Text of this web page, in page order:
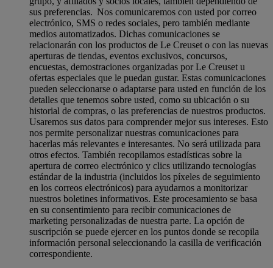
sus preferencias. Nos comunicaremos con usted por correo
electrónico, SMS o redes sociales, pero también mediante
medios automatizados. Dichas comunicaciones se
relacionarán con los productos de Le Creuset o con las nuevas
aperturas de tiendas, eventos exclusivos, concursos,
encuestas, demostraciones organizadas por Le Creuset u
ofertas especiales que le puedan gustar. Estas comunicaciones
pueden seleccionarse o adaptarse para usted en función de los
detalles que tenemos sobre usted, como su ubicación o su
historial de compras, o las preferencias de nuestros productos.
Usaremos sus datos para comprender mejor sus intereses. Esto
nos permite personalizar nuestras comunicaciones para
hacerlas más relevantes e interesantes. No será utilizada para
otros efectos. También recopilamos estadísticas sobre la
apertura de correo electrónico y clics utilizando tecnologías
estándar de la industria (incluidos los píxeles de seguimiento
en los correos electrónicos) para ayudarnos a monitorizar
nuestros boletines informativos. Este procesamiento se basa
en su consentimiento para recibir comunicaciones de
marketing personalizadas de nuestra parte. La opción de
suscripción se puede ejercer en los puntos donde se recopila
información personal seleccionando la casilla de verificación
correspondiente.